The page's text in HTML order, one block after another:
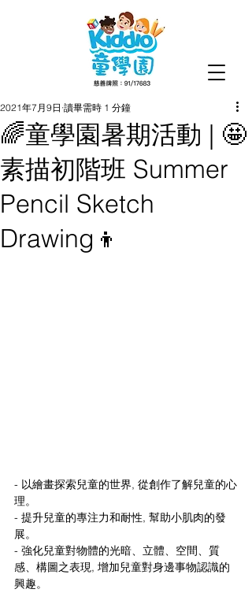
🌈童學園暑期活動 | 🤩
素描初階班 Summer
Pencil Sketch
Drawing👦
2021年7月9日 讀畢需時 1 分鐘
- 以繪畫探索兒童的世界, 從創作了解兒童的心
理。
- 提升兒童的專注力和耐性, 幫助小肌肉的發
展。
- 強化兒童對物體的光暗、立體、空間、質
感、構圖之表現, 增加兒童對身邊事物認識的
興趣。